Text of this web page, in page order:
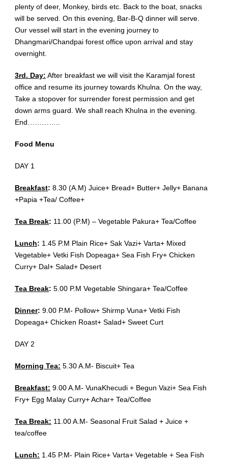
plenty of deer, Monkey, birds etc. Back to the boat, snacks
will be served. On this evening, Bar-B-Q dinner will serve.
Our vessel will start in the evening journey to
Dhangmari/Chandpai forest office upon arrival and stay
overnight.
3rd. Day: After breakfast we will visit the Karamjal forest
office and resume its journey towards Khulna. On the way,
Take a stopover for surrender forest permission and get
down arms guard. We shall reach Khulna in the evening.
End…………..
Food Menu
DAY 1
Breakfast: 8.30 (A.M) Juice+ Bread+ Butter+ Jelly+ Banana
+Papia +Tea/ Coffee+
Tea Break: 11.00 (P.M) – Vegetable Pakura+ Tea/Coffee
Lunch: 1.45 P.M Plain Rice+ Sak Vazi+ Varta+ Mixed
Vegetable+ Vetki Fish Dopeaga+ Sea Fish Fry+ Chicken
Curry+ Dal+ Salad+ Desert
Tea Break: 5.00 P.M Vegetable Shingara+ Tea/Coffee
Dinner: 9.00 P.M- Pollow+ Shirmp Vuna+ Vetki Fish
Dopeaga+ Chicken Roast+ Salad+ Sweet Curt
DAY 2
Morning Tea: 5.30 A.M- Biscuit+ Tea
Breakfast: 9.00 A.M- VunaKhecudi + Begun Vazi+ Sea Fish
Fry+ Egg Malay Curry+ Achar+ Tea/Coffee
Tea Break: 11.00 A.M- Seasonal Fruit Salad + Juice +
tea/coffee
Lunch: 1.45 P.M- Plain Rice+ Varta+ Vegetable + Sea Fish